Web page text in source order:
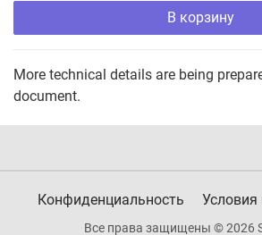
В корзину
More technical details are being
document.
Конфиденциальность Условия
Все права защищены © 2026